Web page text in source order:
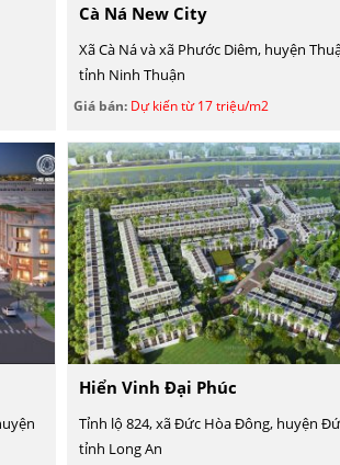
Cà Ná New City
Xã Cà Ná và xã Phước Diêm, huyện
tỉnh Ninh Thuận
Giá bán: Dự kiến từ 17 triệu/m2
Hiển Vinh Đại Phúc
Tỉnh lộ 824, xã Đức Hòa Đông, huyện
tỉnh Long An